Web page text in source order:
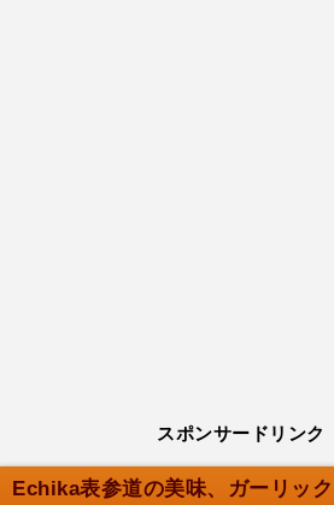
スポンサードリンク
Echika表参道の美味、ガーリック